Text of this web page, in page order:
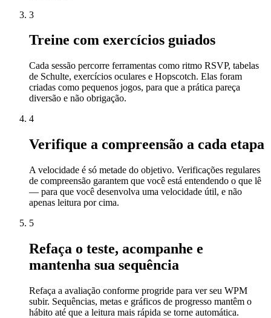
3
Treine com exercícios guiados
Cada sessão percorre ferramentas como ritmo RSVP, tabelas
de Schulte, exercícios oculares e Hopscotch. Elas foram
criadas como pequenos jogos, para que a prática pareça
diversão e não obrigação.
4
Verifique a compreensão a cada etapa
A velocidade é só metade do objetivo. Verificações regulares
de compreensão garantem que você está entendendo o que lê
— para que você desenvolva uma velocidade útil, e não
apenas leitura por cima.
5
Refaça o teste, acompanhe e
mantenha sua sequência
Refaça a avaliação conforme progride para ver seu WPM
subir. Sequências, metas e gráficos de progresso mantêm o
hábito até que a leitura mais rápida se torne automática.